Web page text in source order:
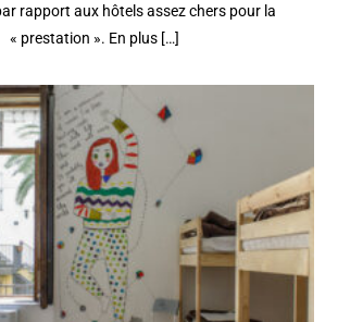
rapport aux hôtels assez chers pour la
« prestation ». En plus […]